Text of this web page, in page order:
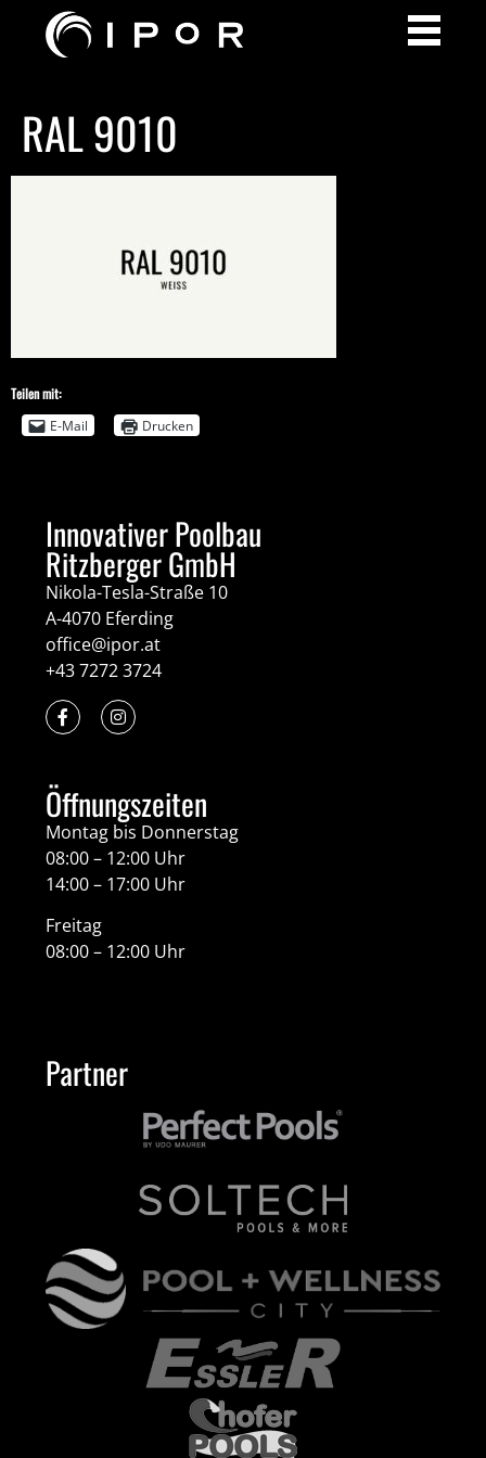
RAL 9010
Teilen mit:
E-Mail
Drucken
Innovativer Poolbau
Ritzberger GmbH
Nikola-Tesla-Straße 10
A-4070 Eferding
office@ipor.at
+43 7272 3724
Öffnungszeiten
Montag bis Donnerstag
08:00 – 12:00 Uhr
14:00 – 17:00 Uhr
Freitag
08:00 – 12:00 Uhr
Partner